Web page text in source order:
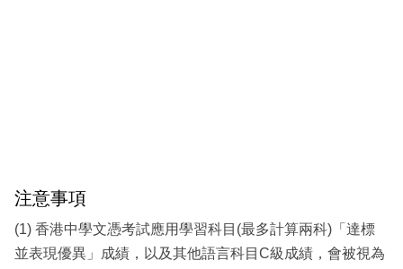
注意事項
(1) 香港中學文憑考試應用學習科目(最多計算兩科)「達標
並表現優異」成績，以及其他語言科目C級成績，會被視為